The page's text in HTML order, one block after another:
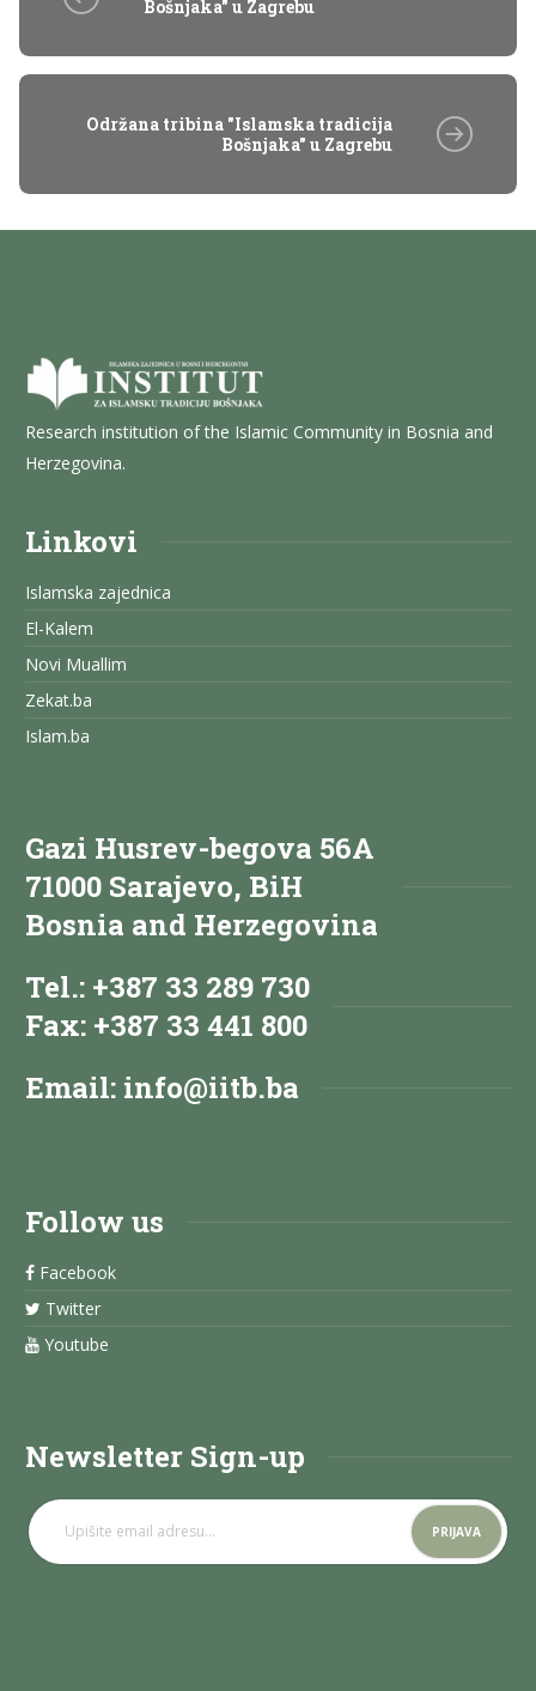
Bošnjaka" u Zagrebu
Održana tribina "Islamska tradicija
Bošnjaka" u Zagrebu
Research institution of the Islamic Community in Bosnia and
Herzegovina.
Linkovi
Islamska zajednica
El-Kalem
Novi Muallim
Zekat.ba
Islam.ba
Gazi Husrev-begova 56A
71000 Sarajevo, BiH
Bosnia and Herzegovina
Tel.: +387 33 289 730
Fax: +387 33 441 800
Email: info@iitb.ba
Follow us
Facebook
Twitter
Youtube
Newsletter Sign-up